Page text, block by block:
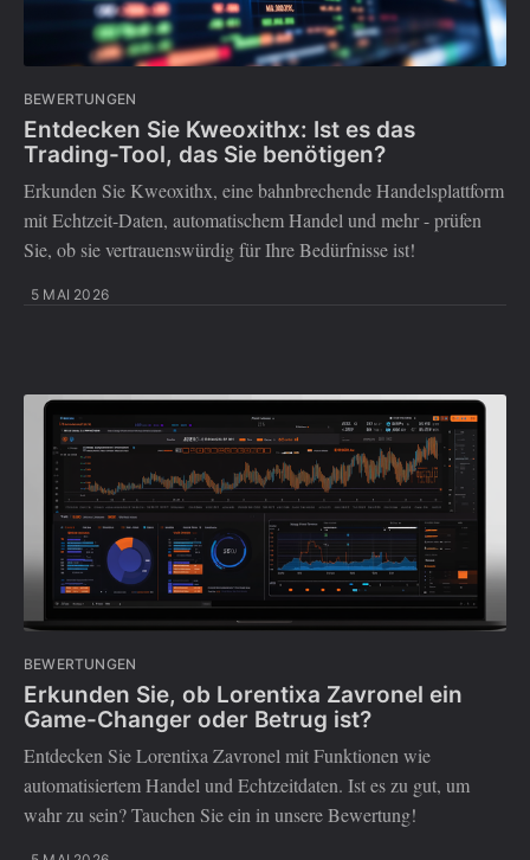
BEWERTUNGEN
Entdecken Sie Kweoxithx: Ist es das
Trading-Tool, das Sie benötigen?
Erkunden Sie Kweoxithx, eine bahnbrechende Handelsplattform
mit Echtzeit-Daten, automatischem Handel und mehr - prüfen
Sie, ob sie vertrauenswürdig für Ihre Bedürfnisse ist!
5 MAI 2026
BEWERTUNGEN
Erkunden Sie, ob Lorentixa Zavronel ein
Game-Changer oder Betrug ist?
Entdecken Sie Lorentixa Zavronel mit Funktionen wie
automatisiertem Handel und Echtzeitdaten. Ist es zu gut, um
wahr zu sein? Tauchen Sie ein in unsere Bewertung!